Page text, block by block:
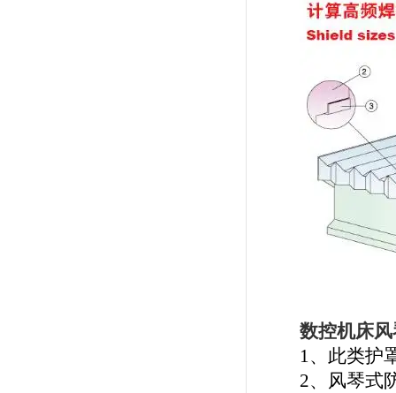
数控机床
1、 此类护
2、 风琴式